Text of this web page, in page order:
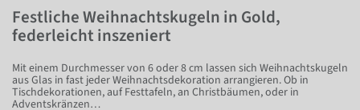
Festliche Weihnachtskugeln in Gold,
federleicht inszeniert
Mit einem Durchmesser von 6 oder 8 cm lassen sich Weihnachtskugeln
aus Glas in fast jeder Weihnachtsdekoration arrangieren. Ob in
Tischdekorationen, auf Festtafeln, an Christbäumen, oder in
Adventskränzen…